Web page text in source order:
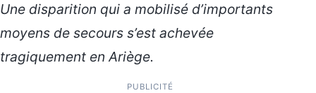
Une disparition qui a mobilisé d’importants
moyens de secours s’est achevée
tragiquement en Ariège.
PUBLICITÉ